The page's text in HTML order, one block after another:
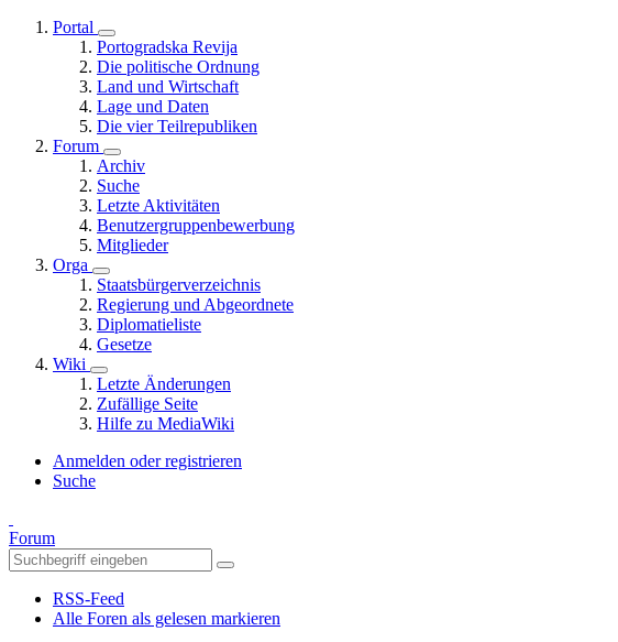
Portal
Portogradska Revija
Die politische Ordnung
Land und Wirtschaft
Lage und Daten
Die vier Teilrepubliken
Forum
Archiv
Suche
Letzte Aktivitäten
Benutzergruppenbewerbung
Mitglieder
Orga
Staatsbürgerverzeichnis
Regierung und Abgeordnete
Diplomatieliste
Gesetze
Wiki
Letzte Änderungen
Zufällige Seite
Hilfe zu MediaWiki
Anmelden oder registrieren
Suche
Forum
RSS-Feed
Alle Foren als gelesen markieren